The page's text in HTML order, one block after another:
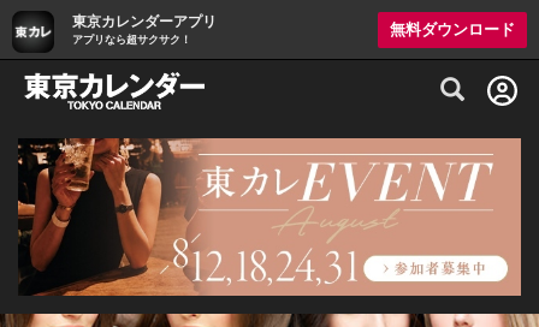
東京カレンダーアプリ
アプリなら超サクサク！
無料ダウンロード
グルメ情報・プレミアムレストラン予約